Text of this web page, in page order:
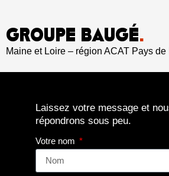
GROUPE BAUGÉ.
Maine et Loire – région ACAT Pays de
Laissez votre message et
répondrons sous peu.
Votre nom